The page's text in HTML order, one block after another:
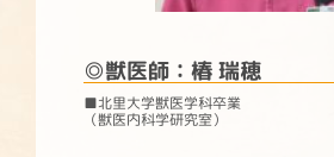
◎獣医師：椿 瑞穂
■北里大学獣医学科卒業
（獣医内科学研究室）